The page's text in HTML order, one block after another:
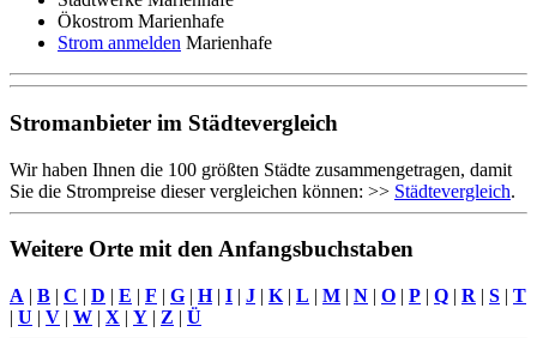
Ökostrom Marienhafe
Strom anmelden Marienhafe
Stromanbieter im Städtevergleich
Wir haben Ihnen die 100 größten Städte zusammengetragen, damit
Sie die Strompreise dieser vergleichen können: >> Städtevergleich.
Weitere Orte mit den Anfangsbuchstaben
A | B | C | D | E | F | G | H| I | J | K | L | M | N | O | P | Q | R | S | T
| U | V | W | X | Y | Z | Ü